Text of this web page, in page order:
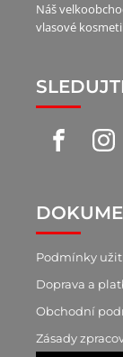
Náš
vlasové
Podmínky
Doprava a
Obchodní
Zásady